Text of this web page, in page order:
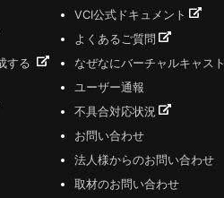
する
VCI公式ドキュメント
よくあるご質問
なぜなにバーチャルキャスト
ユーザー通報
不具合対応状況
お問い合わせ
法人様からのお問い合わせ
取材のお問い合わせ